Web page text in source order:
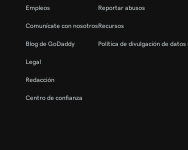
Empleos
Comunícate con nosotros
Blog de GoDaddy
Legal
Redacción
Centro de confianza
Reportar abusos
Recursos
Política de divulgación de